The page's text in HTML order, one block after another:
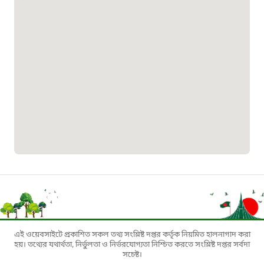
১৬৪৪৫
পাসপোর্ট বাতায়ন হটলাইন
১৬১৭১
বাংলাদেশ মুক্তিযোদ্ধা কল্যাণ ট্রাস্ট
এই ওয়েবসাইটে প্রকাশিত সকল তথ্য সংশ্লিষ্ট দপ্তর কর্তৃক নিয়মিত হালনাগাদ করা
হয়। তথ্যের যথার্থতা, নির্ভুলতা ও নির্ভরযোগ্যতা নিশ্চিত করতে সংশ্লিষ্ট দপ্তর সর্বদা
সচেষ্ট।